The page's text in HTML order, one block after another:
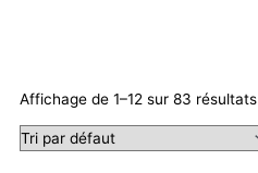
Affichage de 1–12 sur 83 résultats